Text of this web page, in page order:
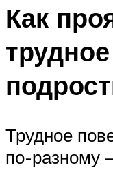
Как
Трудное
по-разному